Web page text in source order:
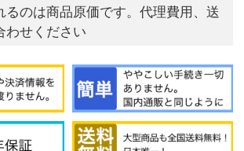
るのは商品原価です。代理費用、送
わせください